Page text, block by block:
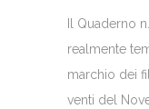
Il Quaderno
realmente
marchio dei
venti del